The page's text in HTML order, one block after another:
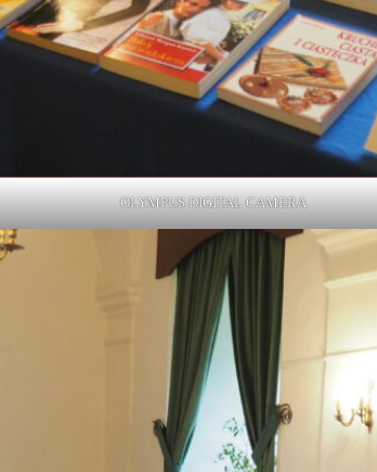
OLYMPUS DIGITAL CAMERA